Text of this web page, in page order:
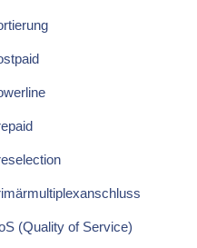
(Quality of Service)